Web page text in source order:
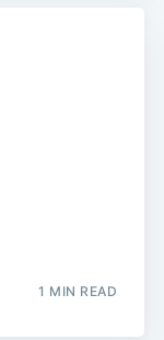
1 MIN READ